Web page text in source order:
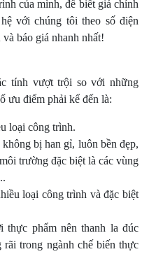
của mình, để biết giá chính
với chúng tôi theo số điện
báo giá nhanh nhất!
tính vượt trội so với những
ưu điểm phải kể đến là:
loại công trình.
bị han gỉ, luôn bền đẹp,
trường đặc biệt là các vùng
loại công trình và đặc biệt
phẩm nên thanh la đúc
trong ngành chế biến thực